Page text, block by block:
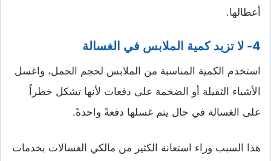
أعطالها.
4- لا تزيد كمية الملابس في الغسالة
استخدم الكمية المناسبة من الملابس لحجم الحمل، واغسل
الأشياء الثقيلة أو الضخمة على دفعات لأنها تشكل خطراً
على الغسالة في حال يتم غسلها دفعةً واحدةً.
هذا السبب وراء استعانة الكثير من مالكي الغسالات بخدمات